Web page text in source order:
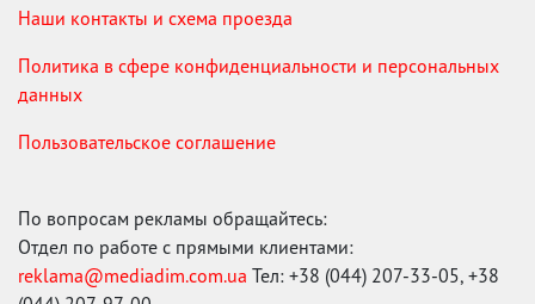
Наши контакты и схема проезда
Политика в сфере конфиденциальности и персональных
данных
Пользовательское соглашение
По вопросам рекламы обращайтесь:
Отдел по работе с прямыми клиентами:
reklama@mediadim.com.ua Тел: +38 (044) 207-33-05, +38